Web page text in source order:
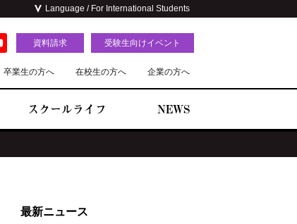
Language / For International Students
資料請求 受験生向けイベント
スクールライフ NEWS
卒業生の方へ 在校生の方へ 企業の方へ
最新ニュース